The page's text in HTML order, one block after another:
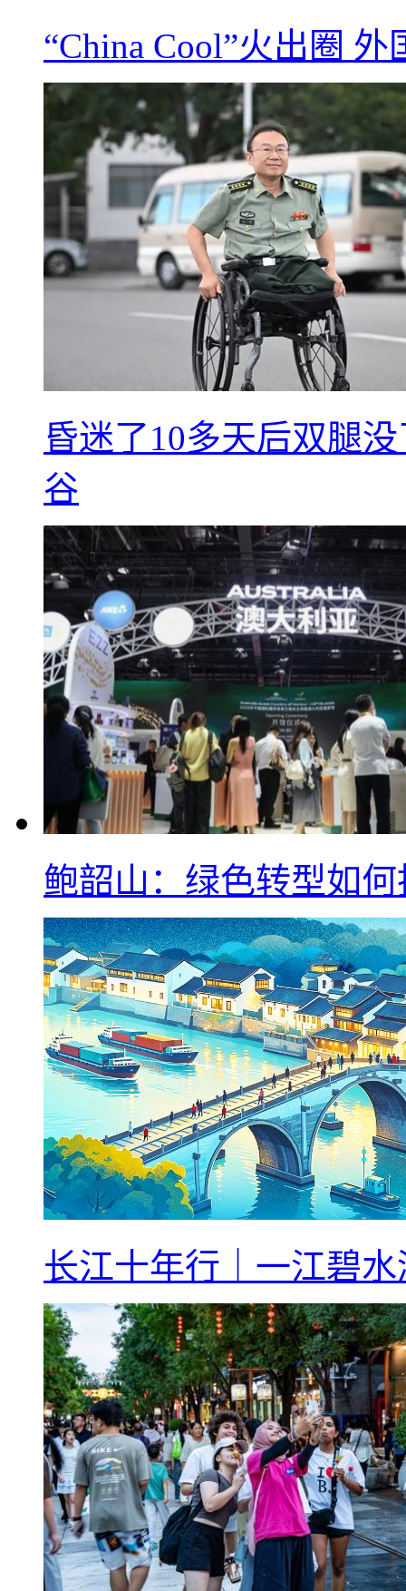
“China Cool”火出圈
昏迷了10多天后双腿
谷
鲍韶山：绿色转型如
长江十年行｜一江碧